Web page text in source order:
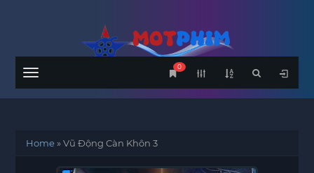
Menu
0
Home»Vũ Động Càn Khôn 3